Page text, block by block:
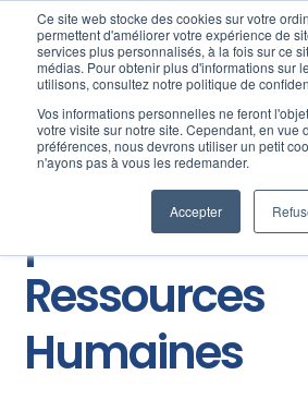
Ce site web stocke des cookies sur votre
permettent d'améliorer votre expérience de
services plus personnalisés, à la fois sur ce
médias. Pour obtenir plus d'informations sur
utilisons, consultez notre politique de
Vos informations personnelles ne feront
votre visite sur notre site. Cependant, en vue
préférences, nous devrons utiliser un petit
n'ayons pas à vous les redemander.
Accepter
Le blog des
Ressources
Humaines